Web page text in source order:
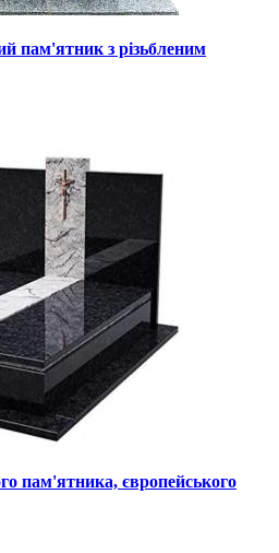
пам'ятник з різьбленим
пам'ятника, європейського